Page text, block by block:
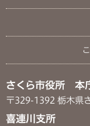
さくら市役所 本
〒329-1392 栃木県
喜連川支所